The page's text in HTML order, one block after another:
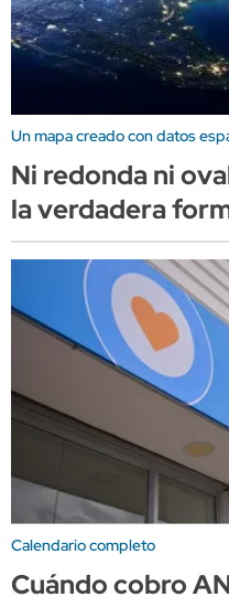
Un mapa creado con datos
Ni redonda ni
la verdadera
Calendario completo
Cuándo cobro